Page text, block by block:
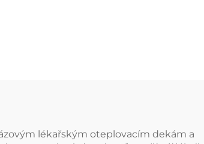
lékařským oteplovacím dekám a